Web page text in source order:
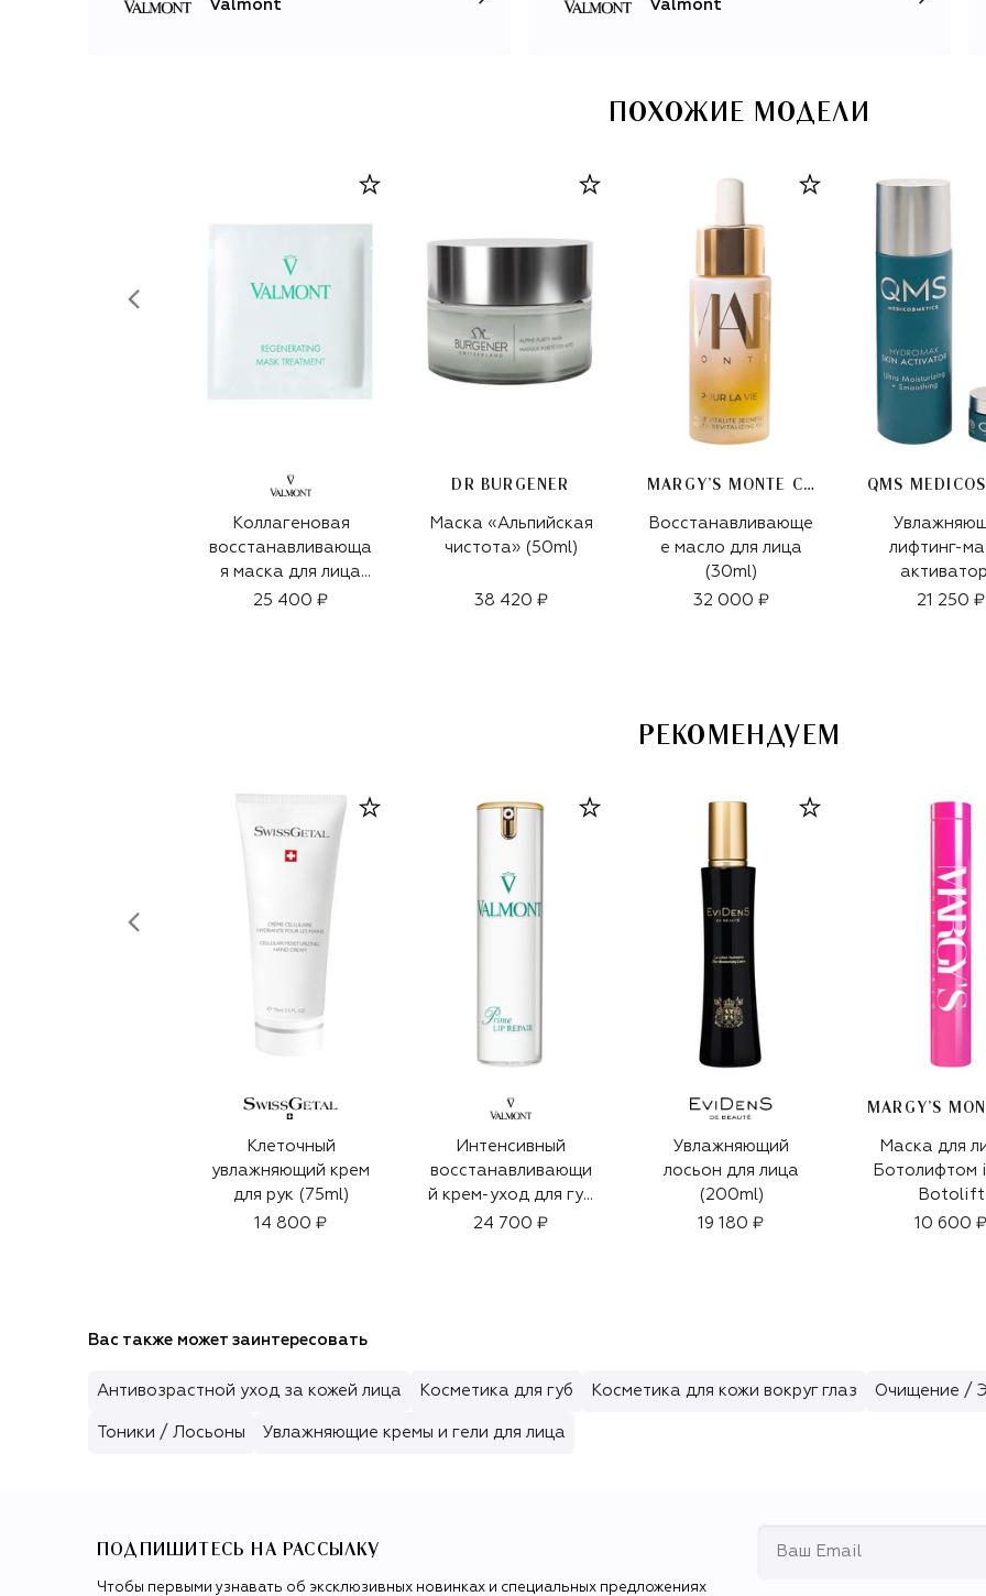
Valmont Valmont
ПОХОЖИЕ МОДЕЛИ
Коллагеновая
восстанавливающа
я маска для лица
(30g)
25 400 ₽
DR BURGENER
Маска «Альпийская
чистота» (50ml)
38 420 ₽
MARGY’S MONTE CARLO
Восстанавливающе
е масло для лица
(30ml)
32 000 ₽
лифтинг-
морским
21 250 ₽
РЕКОМЕНДУЕМ
Клеточный
увлажняющий крем
для рук (75ml)
14 800 ₽
Интенсивный
восстанавливающи
й крем-уход для губ
(15ml)
24 700 ₽
Увлажняющий
лосьон для лица
(200ml)
19 180 ₽
Маска для
Ботолифтом
Botolift
10 600 ₽
Вас также может заинтересовать
Антивозрастной уход за кожей лица Косметика для губ Косметика для кожи вокруг глаз Очищение /
Тоники / Лосьоны Увлажняющие кремы и гели для лица
ПОДПИШИТЕСЬ НА РАССЫЛКУ
Чтобы первыми узнавать об эксклюзивных новинках и специальных предложениях